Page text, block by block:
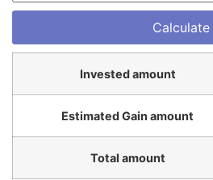
Invested amount
Estimated Gain amount
Total amount